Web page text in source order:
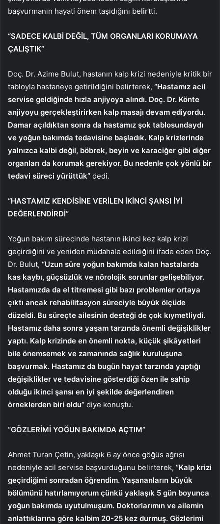
başvurmanın hayati önem taşıdığını belirtti.
“SADECE KALBİ DEĞİL, TÜM ORGANLARI KORUMAYA
ÇALIŞTIK”
Doç. Dr. Azime Bulut, hastanın kalp krizi nedeniyle kritik bir
tabloyla hastaneye getirildiğini belirterek, “Hastamız acil
servise geldiğinde hızla anjiyoya alındı. Doç. Dr. Könte
anjiyoyu gerçekleştirirken kalp masajı devam ediyordu.
Damar açıldıktan sonra da hastamız şok tablosundaydı
ve yoğun bakımda tedavisine başladık. Kalp krizlerinde
yalnızca kalbi değil, böbrek, beyin ve karaciğer gibi diğer
organları da korumak gerekiyor. Bu nedenle çok yönlü bir
tedavi süreci yürüttük” dedi.
“HASTAMIZ KENDİSİNE VERİLEN İKİNCİ ŞANSI İYİ
DEĞERLENDİRDİ”
Yoğun bakım sürecinde hastanın ikinci kez kalp krizi
geçirdiğini ve yeniden müdahale edildiğini ifade eden Doç.
Dr. Bulut, “Uzun süre yoğun bakımda kalan hastalarda
kas kaybı, güçsüzlük ve nörolojik sorunlar gelişebiliyor.
Hastamızda da el titremesi gibi bazı problemler ortaya
çıktı ancak rehabilitasyon süreciyle büyük ölçüde
düzeldi. Bu süreçte ailesinin desteği de çok kıymetliydi.
Hastamız daha sonra yaşam tarzında önemli değişiklikler
yaptı. Kalp krizinde en önemli nokta, küçük şikâyetleri
bile önemsemek ve zamanında sağlık kuruluşuna
başvurmak. Hastamız da bugün hayat tarzında yaptığı
değişiklikler ve tedavisine gösterdiği özen ile sahip
olduğu ikinci şansı en iyi şekilde değerlendiren
örneklerden biri oldu” diye konuştu.
“GÖZLERİMİ YOĞUN BAKIMDA AÇTIM”
Ahmet Turan Çetin, yaklaşık 6 ay önce göğüs ağrısı
nedeniyle acil servise başvurduğunu belirterek, “Kalp krizi
geçirdiğimi sonradan öğrendim. Yaşananların büyük
bölümünü hatırlamıyorum çünkü yaklaşık 5 gün boyunca
yoğun bakımda uyutulmuşum. Doktorlarımın ve ailemin
anlattıklarına göre kalbim 20-25 kez durmuş. Gözlerimi